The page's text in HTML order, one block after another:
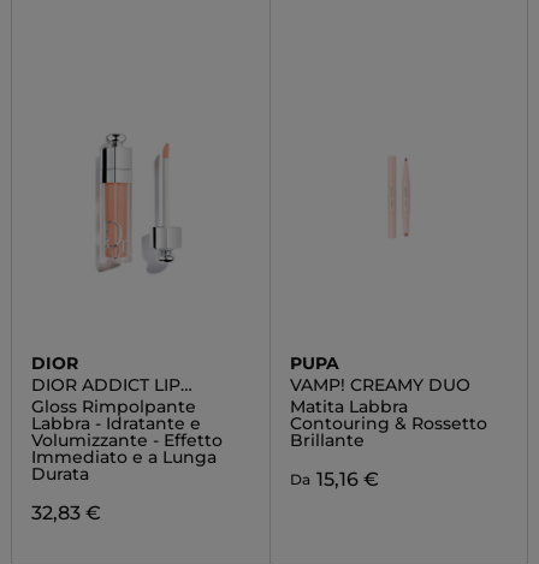
DIOR
DIOR ADDICT LIP
MAXIMIZER
Gloss Rimpolpante
Labbra - Idratante e
Volumizzante - Effetto
Immediato e a Lunga
Durata
32,83 €
PUPA
VAMP! CREAMY DUO
Matita Labbra
Contouring & Rossetto
Brillante
Da 15,16 €